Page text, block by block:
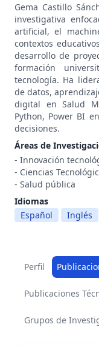
Gema Castillo
investigativa
artificial, el
contextos
desarrollo de
formación
tecnología. Ha
de datos,
digital en Salud
Python, Power BI
decisiones.
Áreas de
- Innovación
- Ciencias
- Salud pública
Idiomas
Español
Inglés
Perfil
Publicaciones
Grupos de